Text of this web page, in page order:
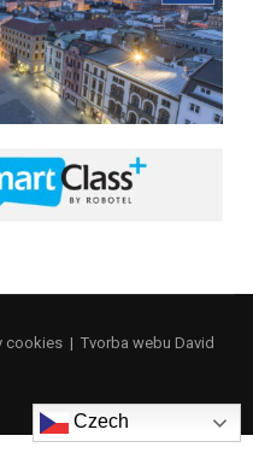
cookies | Tvorba webu David
Czech